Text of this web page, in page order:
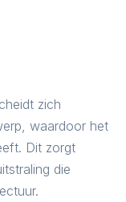
zich
waardoor het
Dit zorgt
die